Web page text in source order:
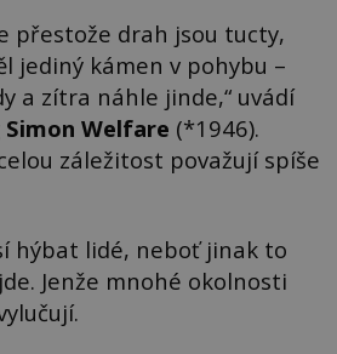
přestože drah jsou tucty,
jediný kámen v pohybu –
a zítra náhle jinde,“ uvádí
Simon Welfare (*1946).
záležitost považují spíše
hýbat lidé, neboť jinak to
Jenže mnohé okolnosti